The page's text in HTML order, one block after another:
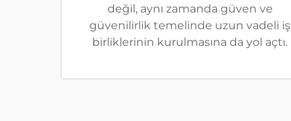
değil, aynı zamanda güven ve
güvenilirlik temelinde uzun vadeli iş
birliklerinin kurulmasına da yol açtı.